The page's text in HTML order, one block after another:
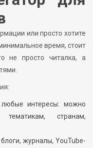
или просто хотите
время, стоит
не просто читалка, а
любые интересы: можно
странам,
журналы, YouTube-